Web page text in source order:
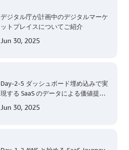
デジタル庁が計画中のデジタルマーケ
ットプレイスについてご紹介
Jun 30, 2025
Day-2-5 ダッシュボード埋め込みで実
現する SaaS のデータによる価値提供
Jun 30, 2025